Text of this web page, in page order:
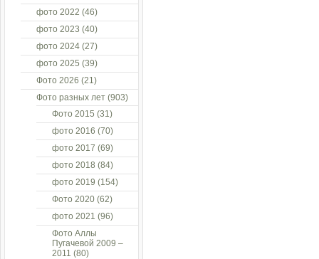
фото 2022 (46)
фото 2023 (40)
фото 2024 (27)
фото 2025 (39)
Фото 2026 (21)
Фото разных лет (903)
Фото 2015 (31)
фото 2016 (70)
фото 2017 (69)
фото 2018 (84)
фото 2019 (154)
Фото 2020 (62)
фото 2021 (96)
Фото Аллы
Пугачевой 2009 –
2011 (80)